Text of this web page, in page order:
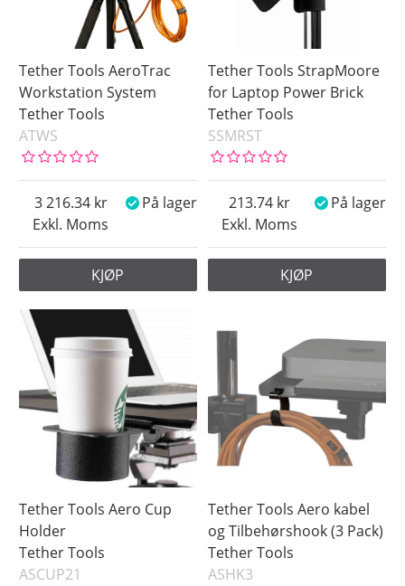
Tether Tools AeroTrac
Workstation System
Tether Tools
ATWS
Exkl. Moms
3 216.34 På lager
KJØP
Tether Tools StrapMoore
for Laptop Power Brick
Tether Tools
SSMRST
Exkl. Moms
213.74 På lager
KJØP
Tether Tools Aero Cup
Holder
Tether Tools
ASCUP21
Tether Tools Aero kabel
og Tilbehørshook (3 Pack)
Tether Tools
ASHK3